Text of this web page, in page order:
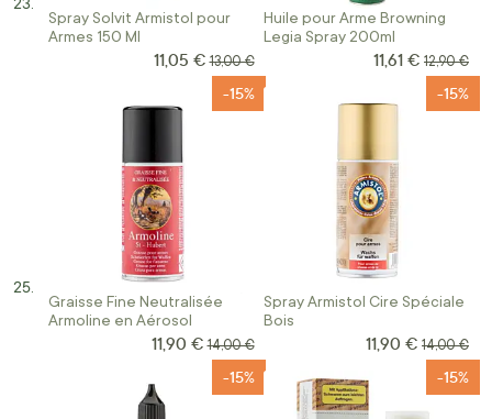
Spray Solvit Armistol pour
Armes 150 Ml
Prix Spécial
11,05 € Prix normal
13,00 €
Huile pour Arme Browning
Legia Spray 200ml
Prix Spécial
11,61 € Prix
12,90 €
Graisse Fine Neutralisée
Armoline en Aérosol
-15%
Prix Spécial
11,90 € Prix normal
14,00 €
Spray Armistol Cire Spéciale
Bois
-15%
Prix Spécial
11,90 € Prix
14,00 €
-15% -15%